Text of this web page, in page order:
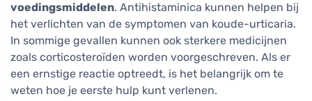
voedingsmiddelen. Antihistaminica kunnen helpen bij
het verlichten van de symptomen van koude-urticaria.
In sommige gevallen kunnen ook sterkere medicijnen
zoals corticosteroïden worden voorgeschreven. Als er
een ernstige reactie optreedt, is het belangrijk om te
weten hoe je eerste hulp kunt verlenen.